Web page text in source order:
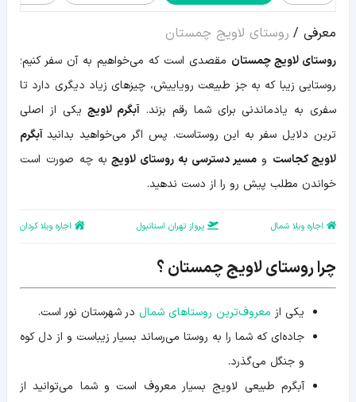
دیدنی‌ها
تفریحات
و
امکانات
فصل
و
سفر
مسیر
و
تاریخچه
اطلاعات
معرفی / روستای لاویج چمستان
روستای لاویج چمستان مقصدی است که می‌خواهیم به آن سفر کنیم؛
روستایی زیبا که به جز طبیعت رویاییش، چیزهای زیاد دیگری دارد تا
سفری به یادماندنی برای شما رقم بزند. آبگرم لاویجیکی از اصلی
ترین دلایل سفر به این روستاست. پس اگر می‌خواهید بدانید آبگرم
لاویج کجاست ومسیر دسترسی به روستای لاویج به چه صورت است
خواندن مطلب پیش رو را از دست ندهید.
اجاره ویلا شمال پرواز تهران استانبول اجاره ویلا کردان
چرا روستای لاویج چمستان ؟
یکی از معروف‌ترین روستاهای شمال در شهرستان نور است.
جاده‌ای که شما را به روستا می‌رساند بسیار زیباست و از دل کوه
و جنگل می‌گذرد.
آبگرم طبیعی لاویج بسیار معروف است و شما می‌توانید از